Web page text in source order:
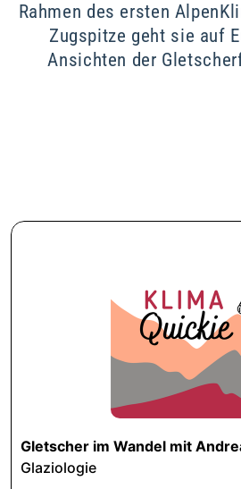
Rahmen des ersten
Zugspitze geht sie auf
Ansichten der